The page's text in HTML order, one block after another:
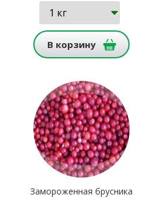
В корзину
Замороженная брусника